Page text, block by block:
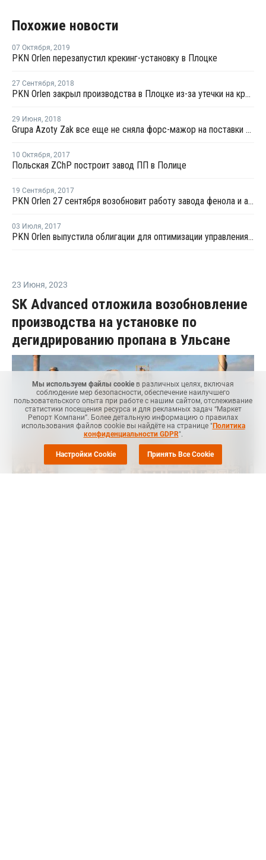
Похожие новости
07 Октября, 2019
PKN Orlen перезапустил крекинг-установку в Плоцке
27 Сентября, 2018
PKN Orlen закрыл производства в Плоцке из-за утечки на крекинг-установке
29 Июня, 2018
Grupa Azoty Zak все еще не сняла форс-мажор на поставки пластификатора ДОТФ
10 Октября, 2017
Польская ZChP построит завод ПП в Полице
19 Сентября, 2017
PKN Orlen 27 сентября возобновит работу завода фенола и ацетона в Плоцке после ремонта
03 Июля, 2017
PKN Orlen выпустила облигации для оптимизации управления финансовой ликвидностью группы
23 Июня, 2023
SK Advanced отложила возобновление
производства на установке по
дегидрированию пропана в Ульсане
Мы используем файлы cookie в различных целях, включая
соблюдение мер безопасности, обеспечение наилучшего
пользовательского опыта при работе с нашим сайтом, отслеживание
статистики посещения ресурса и для рекламных задач “Маркет
Репорт Компани”. Более детальную информацию о правилах
использования файлов cookie вы найдёте на странице "Политика
конфиденциальности GDPR".
Настройки Cookie Принять Все Cookie